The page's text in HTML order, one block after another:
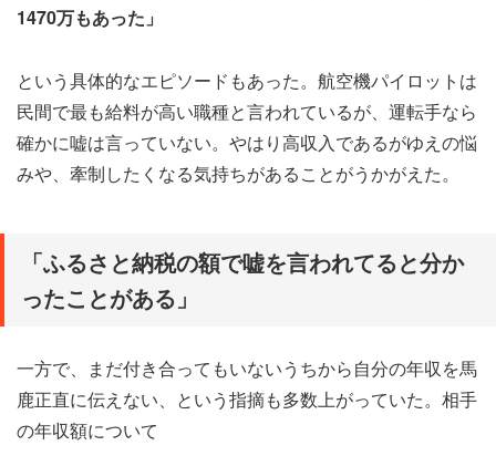
1470万もあった」
という具体的なエピソードもあった。航空機パイロットは
民間で最も給料が高い職種と言われているが、運転手なら
確かに嘘は言っていない。やはり高収入であるがゆえの悩
みや、牽制したくなる気持ちがあることがうかがえた。
「ふるさと納税の額で嘘を言われてると分か
ったことがある」
一方で、まだ付き合ってもいないうちから自分の年収を馬
鹿正直に伝えない、という指摘も多数上がっていた。相手
の年収額について